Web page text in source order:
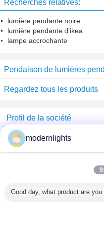
Recherches relatives:
lumière pendante noire
lumière pendante d'ikea
lampe accrochante
Pendaison de lumières
Regardez tous les produits
Profil de la société
China Lighting Online
Fournisseurs vérifié
Verified
modernlights
Good day, what product are